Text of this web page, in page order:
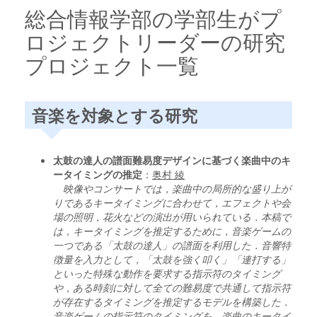
総合情報学部の学部生がプ
ロジェクトリーダーの研究
プロジェクト一覧
音楽を対象とする研究
太鼓の達人の譜面難易度デザインに基づく楽曲中のキ
ータイミングの推定 ： 奥村 綾
映像やコンサートでは，楽曲中の局所的な盛り上が
りであるキータイミングに合わせて，エフェクトや会
場の照明，花火などの演出が用いられている．本稿で
は，キータイミングを推定するために，音楽ゲームの
一つである「太鼓の達人」の譜面を利用した．音響特
徴量を入力として，「太鼓を強く叩く」「連打する」
といった特殊な動作を要求する指示符のタイミング
や，ある時刻に対して全ての難易度で共通して指示符
が存在するタイミングを推定するモデルを構築した．